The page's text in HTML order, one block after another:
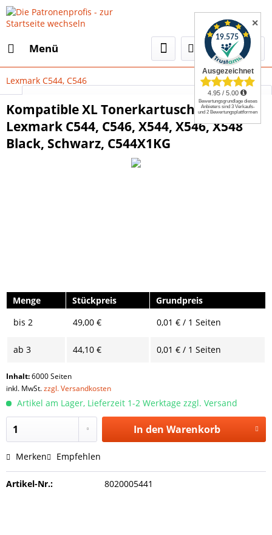
Menü
Select Language▼
Lexmark C544, C546
Kompatible XL Tonerkartusche für
Lexmark C544, C546, X544, X546, X548
Black, Schwarz, C544X1KG
Menge Stückpreis
Grundpreis
bis 2 49,00 € 0,01 € / 1 Seiten
ab 3 44,10 € 0,01 € / 1 Seiten
Inhalt:6000 Seiten
inkl. MwSt.zzgl. Versandkosten
Artikel am Lager, Lieferzeit 1-2 Werktage zzgl. Versand
In den Warenkorb
Merken Empfehlen
Artikel-Nr.: 8020005441
✕